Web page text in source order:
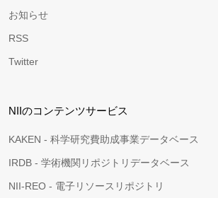
お知らせ
RSS
Twitter
NIIのコンテンツサービス
KAKEN - 科学研究費助成事業データベース
IRDB - 学術機関リポジトリデータベース
NII-REO - 電子リソースリポジトリ